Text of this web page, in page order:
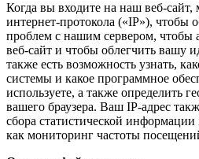
Когда вы входите на наш веб-
интернет-протокола («IP»), чтобы
проблем с нашим сервером, чтобы
веб-сайт и чтобы облегчить вашу
также есть возможность узнать,
системы и какое программное
используете, а также определить
вашего браузера. Ваш IP-адрес
сбора статистической
как мониторинг частоты